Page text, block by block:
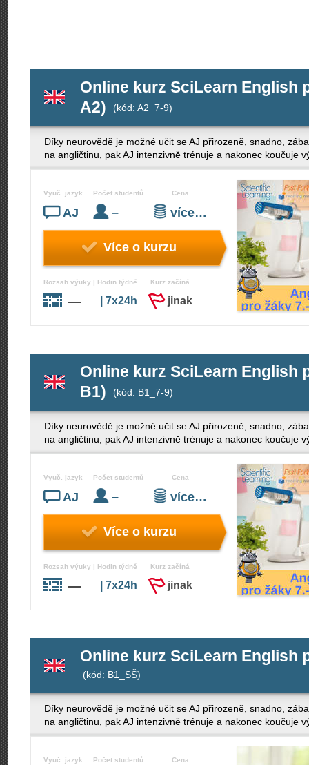
Online kurz SciLearn English
A2)
(kód: A2_7-9)
Díky neurovědě je možné učit se AJ přirozeně, snadno,
na angličtinu, pak AJ intenzivně trénuje a nakonec koučuje
Vyuč. jazyk
AJ
Počet studentů
–
Cena
více…
Více o kurzu
Rozsah výuky | Hodin týdně
— | 7x24h
Kurz začíná
jinak
Online kurz SciLearn English
B1)
(kód: B1_7-9)
Díky neurovědě je možné učit se AJ přirozeně, snadno,
na angličtinu, pak AJ intenzivně trénuje a nakonec koučuje
Vyuč. jazyk
AJ
Počet studentů
–
Cena
více…
Více o kurzu
Rozsah výuky | Hodin týdně
— | 7x24h
Kurz začíná
jinak
Online kurz SciLearn English
(kód: B1_SŠ)
Díky neurovědě je možné učit se AJ přirozeně, snadno,
na angličtinu, pak AJ intenzivně trénuje a nakonec koučuje
Vyuč. jazyk Počet studentů Cena